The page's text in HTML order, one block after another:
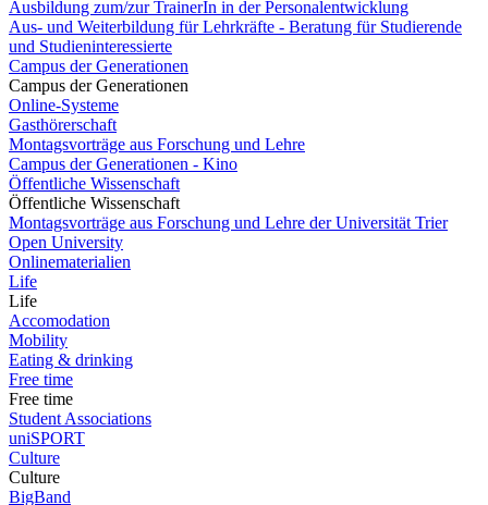
Ausbildung zum/zur TrainerIn in der Personalentwicklung
Aus- und Weiterbildung für Lehrkräfte - Beratung für Studierende
und Studieninteressierte
Campus der Generationen
Campus der Generationen
Online-Systeme
Gasthörerschaft
Montagsvorträge aus Forschung und Lehre
Campus der Generationen - Kino
Öffentliche Wissenschaft
Öffentliche Wissenschaft
Montagsvorträge aus Forschung und Lehre der Universität Trier
Open University
Onlinematerialien
Life
Life
Accomodation
Mobility
Eating & drinking
Free time
Free time
Student Associations
uniSPORT
Culture
Culture
BigBand